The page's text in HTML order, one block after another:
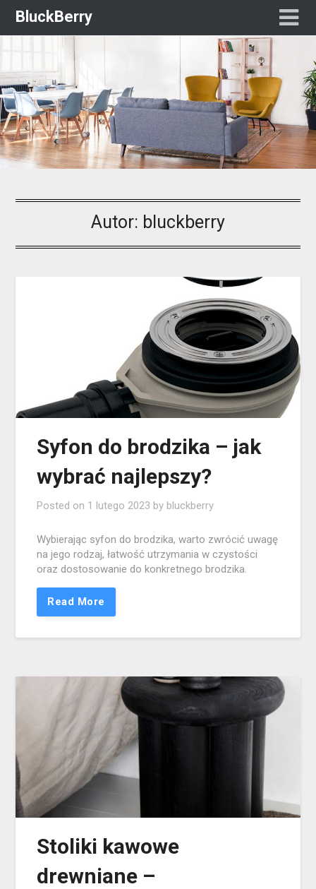
BluckBerry
Autor: bluckberry
Syfon do brodzika – jak
wybrać najlepszy?
Posted on 1 lutego 2023 by bluckberry
Wybierając syfon do brodzika, warto zwrócić uwagę
na jego rodzaj, łatwość utrzymania w czystości
oraz dostosowanie do konkretnego brodzika.
Read More
Stoliki kawowe
drewniane –